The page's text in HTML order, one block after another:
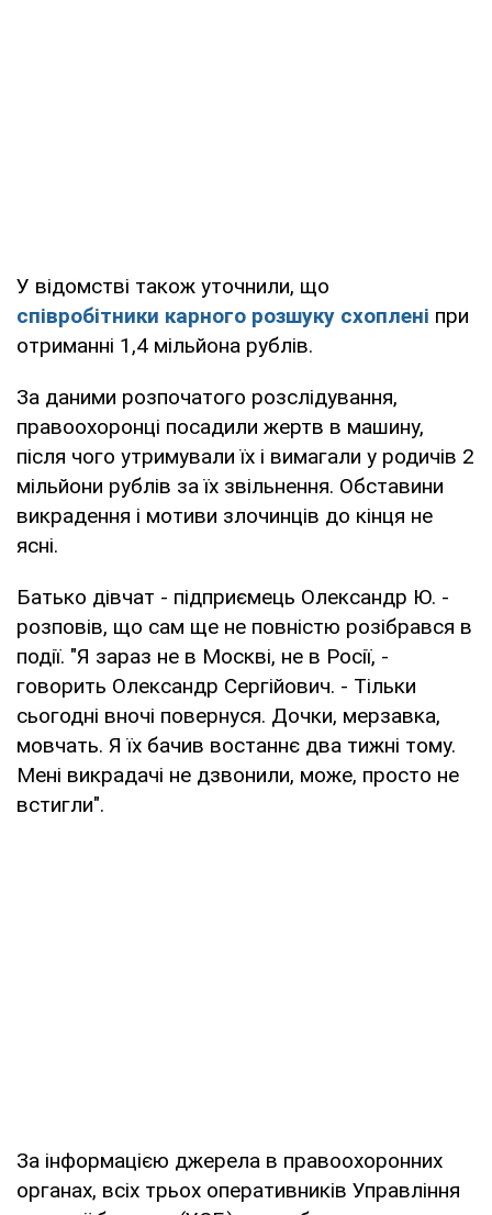
У відомстві також уточнили, що
співробітники карного розшуку схоплені при
отриманні 1,4 мільйона рублів.
За даними розпочатого розслідування,
правоохоронці посадили жертв в машину,
після чого утримували їх і вимагали у родичів 2
мільйони рублів за їх звільнення. Обставини
викрадення і мотиви злочинців до кінця не
ясні.
Батько дівчат - підприємець Олександр Ю. -
розповів, що сам ще не повністю розібрався в
події. "Я зараз не в Москві, не в Росії, -
говорить Олександр Сергійович. - Тільки
сьогодні вночі повернуся. Дочки, мерзавка,
мовчать. Я їх бачив востаннє два тижні тому.
Мені викрадачі не дзвонили, може, просто не
встигли".
За інформацією джерела в правоохоронних
органах, всіх трьох оперативників Управління